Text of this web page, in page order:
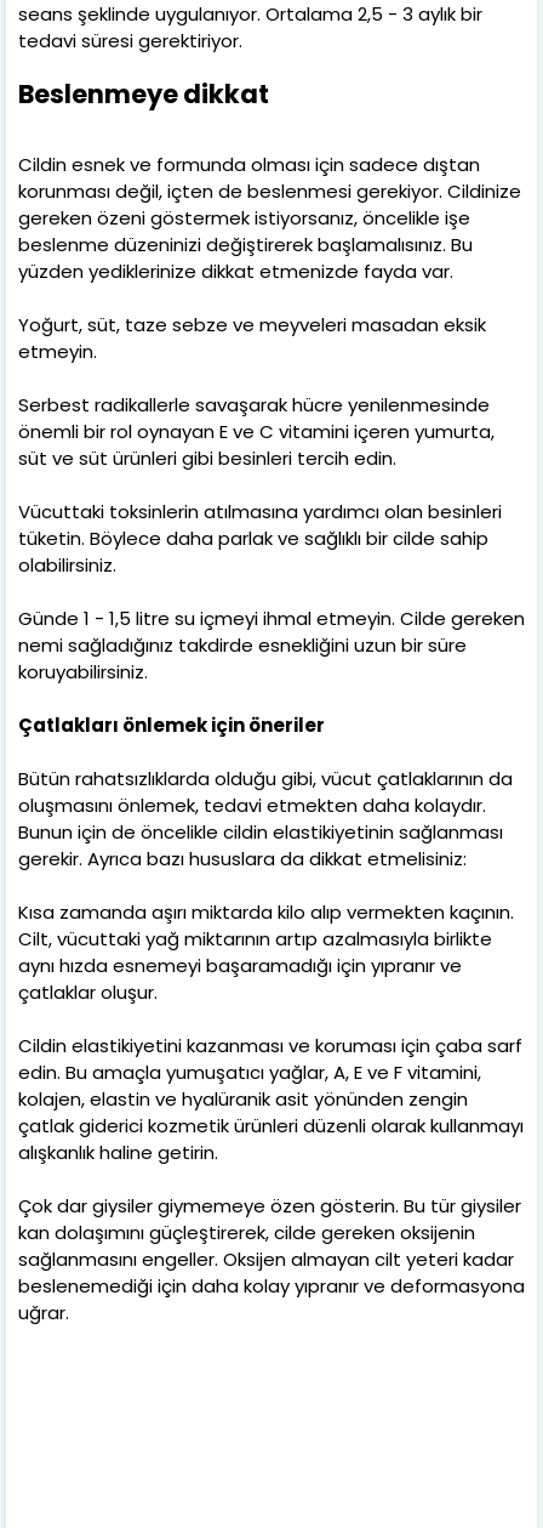
seans şeklinde uygulanıyor. Ortalama 2,5 - 3 aylık bir
tedavi süresi gerektiriyor.
Beslenmeye dikkat
Cildin esnek ve formunda olması için sadece dıştan
korunması değil, içten de beslenmesi gerekiyor. Cildinize
gereken özeni göstermek istiyorsanız, öncelikle işe
beslenme düzeninizi değiştirerek başlamalısınız. Bu
yüzden yediklerinize dikkat etmenizde fayda var.
Yoğurt, süt, taze sebze ve meyveleri masadan eksik
etmeyin.
Serbest radikallerle savaşarak hücre yenilenmesinde
önemli bir rol oynayan E ve C vitamini içeren yumurta,
süt ve süt ürünleri gibi besinleri tercih edin.
Vücuttaki toksinlerin atılmasına yardımcı olan besinleri
tüketin. Böylece daha parlak ve sağlıklı bir cilde sahip
olabilirsiniz.
Günde 1 - 1,5 litre su içmeyi ihmal etmeyin. Cilde gereken
nemi sağladığınız takdirde esnekliğini uzun bir süre
koruyabilirsiniz.
Çatlakları önlemek için öneriler
Bütün rahatsızlıklarda olduğu gibi, vücut çatlaklarının da
oluşmasını önlemek, tedavi etmekten daha kolaydır.
Bunun için de öncelikle cildin elastikiyetinin sağlanması
gerekir. Ayrıca bazı hususlara da dikkat etmelisiniz:
Kısa zamanda aşırı miktarda kilo alıp vermekten kaçının.
Cilt, vücuttaki yağ miktarının artıp azalmasıyla birlikte
aynı hızda esnemeyi başaramadığı için yıpranır ve
çatlaklar oluşur.
Cildin elastikiyetini kazanması ve koruması için çaba sarf
edin. Bu amaçla yumuşatıcı yağlar, A, E ve F vitamini,
kolajen, elastin ve hyalüranik asit yönünden zengin
çatlak giderici kozmetik ürünleri düzenli olarak kullanmayı
alışkanlık haline getirin.
Çok dar giysiler giymemeye özen gösterin. Bu tür giysiler
kan dolaşımını güçleştirerek, cilde gereken oksijenin
sağlanmasını engeller. Oksijen almayan cilt yeteri kadar
beslenemediği için daha kolay yıpranır ve deformasyona
uğrar.